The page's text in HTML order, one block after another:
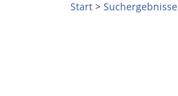
Start Suchergebnisse